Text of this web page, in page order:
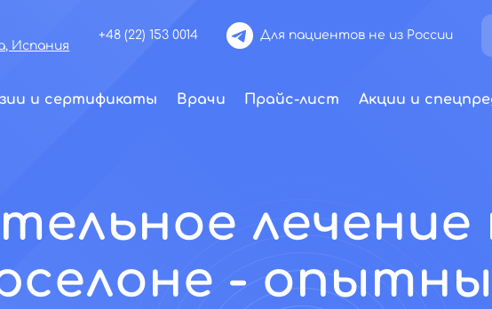
Испания
+48 (22) 153 0014 Для пациентов не из России
и сертификаты Врачи Прайс-лист Акции и
-